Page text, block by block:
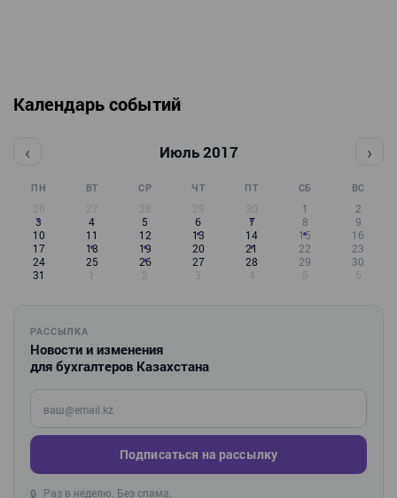
Календарь событий
‹ Июль 2017 ›
ПН ВТ СР ЧТ ПТ СБ ВС
26 27 28 29 30 1
2
3
4 5 6 7 8
9
10
11 12 13 14 15
16
17
18 19 20 21 22
23
24
25 26 27 28 29
30
31
1 2 3 4 5 6
РАССЫЛКА
Новости и изменения
для бухгалтеров Казахстана
Введите ваш e-mail
Подписаться на рассылку
🔒 Раз в неделю. Без спама.